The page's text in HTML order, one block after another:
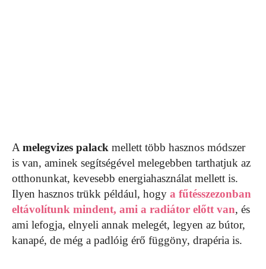
A melegvizes palack mellett több hasznos módszer
is van, aminek segítségével melegebben tarthatjuk az
otthonunkat, kevesebb energiahasználat mellett is.
Ilyen hasznos trükk például, hogy a fűtésszezonban
eltávolítunk mindent, ami a radiátor előtt van, és
ami lefogja, elnyeli annak melegét, legyen az bútor,
kanapé, de még a padlóig érő függöny, drapéria is.